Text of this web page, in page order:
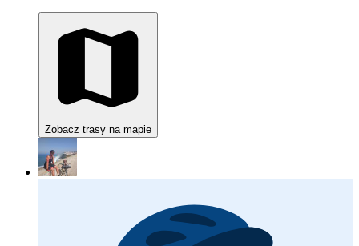
Zobacz trasy na mapie